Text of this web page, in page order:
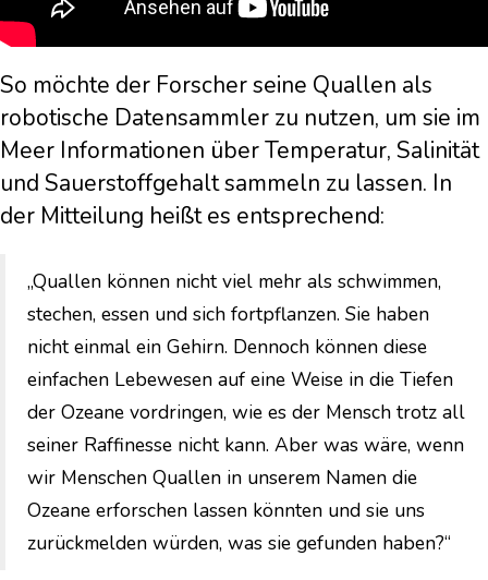
So möchte der Forscher seine Quallen als
robotische Datensammler zu nutzen, um sie im
Meer Informationen über Temperatur, Salinität
und Sauerstoffgehalt sammeln zu lassen. In
der Mitteilung heißt es entsprechend:
„Quallen können nicht viel mehr als schwimmen,
stechen, essen und sich fortpflanzen. Sie haben
nicht einmal ein Gehirn. Dennoch können diese
einfachen Lebewesen auf eine Weise in die Tiefen
der Ozeane vordringen, wie es der Mensch trotz all
seiner Raffinesse nicht kann. Aber was wäre, wenn
wir Menschen Quallen in unserem Namen die
Ozeane erforschen lassen könnten und sie uns
zurückmelden würden, was sie gefunden haben?“